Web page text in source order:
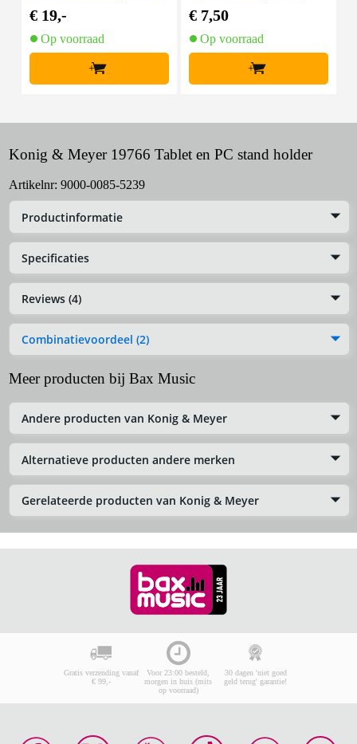
€ 19,-
Op voorraad
+
€ 7,50
Op voorraad
+
Konig & Meyer 19766 Tablet en PC stand holder
Artikelnr: 9000-0085-5239
Productinformatie
Specificaties
Reviews (4)
Combinatievoordeel (2)
Meer producten bij Bax Music
Andere producten van Konig & Meyer
Alternatieve producten andere merken
Gerelateerde producten van Konig & Meyer
Gratis verzending vanaf
€ 99,-
Voor 23:00 besteld,
morgen in huis (mits
op voorraad)
30 dagen 'niet goed
geld terug' garantie!